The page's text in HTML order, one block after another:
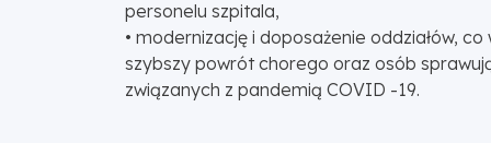
personelu szpitala,
• modernizację i doposażenie oddziałów,
szybszy powrót chorego oraz osób
związanych z pandemią COVID -19.